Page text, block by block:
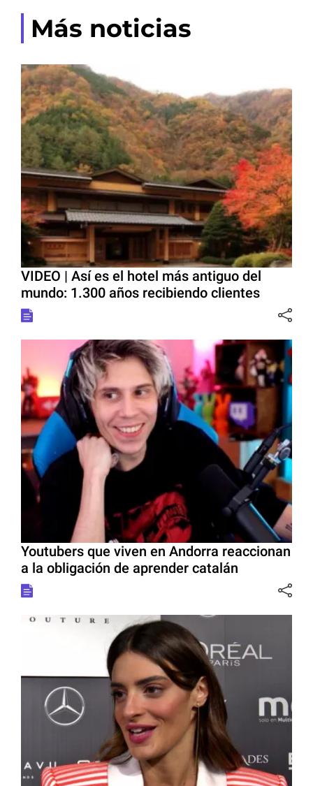
Más noticias
VIDEO | Así es el hotel más antiguo del
mundo: 1.300 años recibiendo clientes
Youtubers que viven en Andorra reaccionan
a la obligación de aprender catalán